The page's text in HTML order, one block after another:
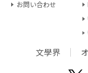
お問い合わせ
文學界